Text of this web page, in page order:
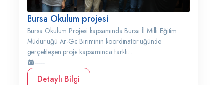
Bursa Okulum projesi
Bursa Okulum Projesi kapsamında Bursa İl Milli Eğitim
Müdürlüğü Ar-Ge Biriminin koordinatörlüğünde
gerçekleşen proje kapsamında farklı...
-----
Detaylı Bilgi